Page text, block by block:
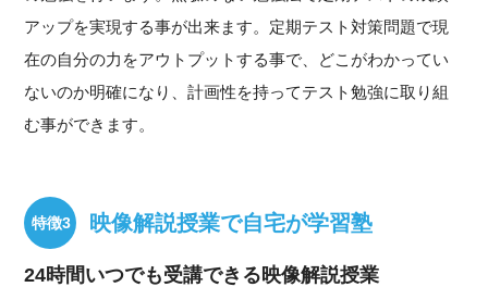
アップを実現する事が出来ます。定期テスト対策問題で現
在の自分の力をアウトプットする事で、どこがわかってい
ないのか明確になり、計画性を持ってテスト勉強に取り組
む事ができます。
映像解説授業で自宅が学習塾
24時間いつでも受講できる映像解説授業